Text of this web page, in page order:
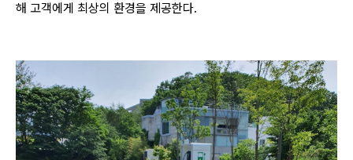
해 고객에게 최상의 환경을 제공한다.